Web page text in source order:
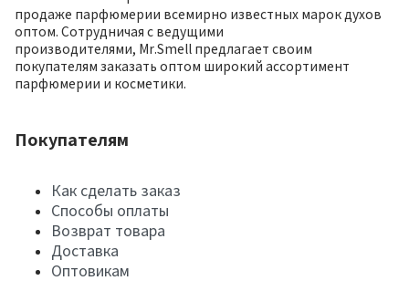
продаже парфюмерии всемирно известных марок духов
оптом. Сотрудничая с ведущими
производителями, Mr.Smell предлагает своим
покупателям заказать оптом широкий ассортимент
парфюмерии и косметики.
Покупателям
Как сделать заказ
Способы оплаты
Возврат товара
Доставка
Оптовикам